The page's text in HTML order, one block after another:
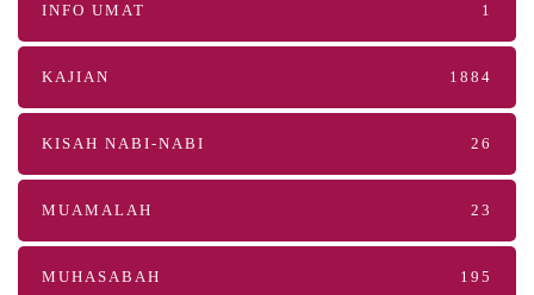
INFO UMAT 1
KAJIAN 1884
KISAH NABI-NABI 26
MUAMALAH 23
MUHASABAH 195